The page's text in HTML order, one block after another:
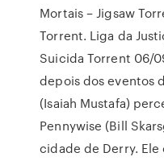
Mortais – Jigsaw
Torrent. Liga da
Suicida Torrent 06/
depois dos eventos
(Isaiah Mustafa)
Pennywise (Bill
cidade de Derry.